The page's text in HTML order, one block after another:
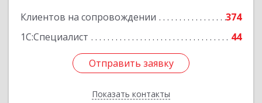
Клиентов на сопровождении
374
1С:Специалист
44
Отправить заявку
Показать контакты
Отправить заявку
Назад